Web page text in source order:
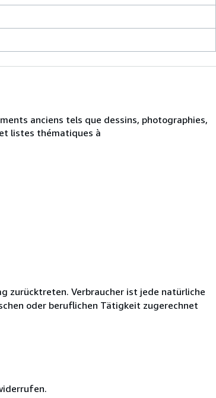
anciens tels que dessins, photographies,
listes thématiques à
zurücktreten. Verbraucher ist jede natürliche
oder beruflichen Tätigkeit zugerechnet